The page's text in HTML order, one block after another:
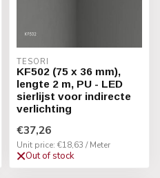
TESORI
KF502 (75 x 36 mm),
lengte 2 m, PU - LED
sierlijst voor indirecte
verlichting
€37,26
Unit price: €18,63 / Meter
Out of stock